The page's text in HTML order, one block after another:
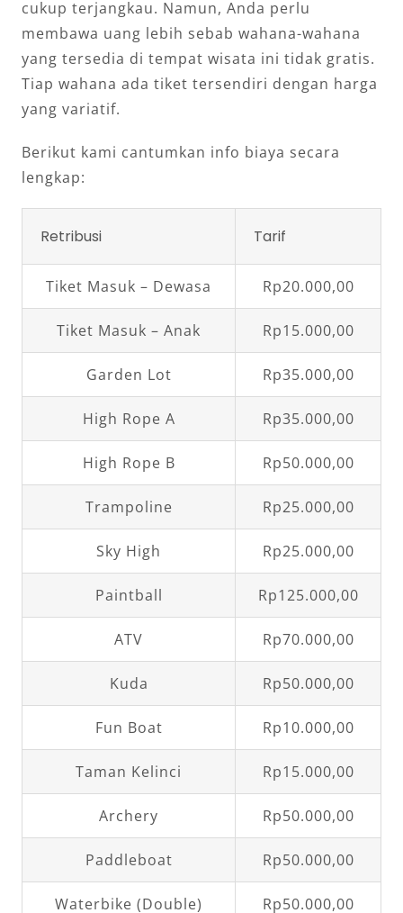
cukup terjangkau. Namun, Anda perlu
membawa uang lebih sebab wahana-wahana
yang tersedia di tempat wisata ini tidak gratis.
Tiap wahana ada tiket tersendiri dengan harga
yang variatif.
Berikut kami cantumkan info biaya secara
lengkap:
Retribusi Tarif
Tiket Masuk – Dewasa Rp20.000,00
Tiket Masuk – Anak Rp15.000,00
Garden Lot Rp35.000,00
High Rope A Rp35.000,00
High Rope B Rp50.000,00
Trampoline Rp25.000,00
Sky High Rp25.000,00
Paintball Rp125.000,00
ATV Rp70.000,00
Kuda Rp50.000,00
Fun Boat Rp10.000,00
Taman Kelinci Rp15.000,00
Archery Rp50.000,00
Paddleboat Rp50.000,00
Waterbike (Double) Rp50.000,00